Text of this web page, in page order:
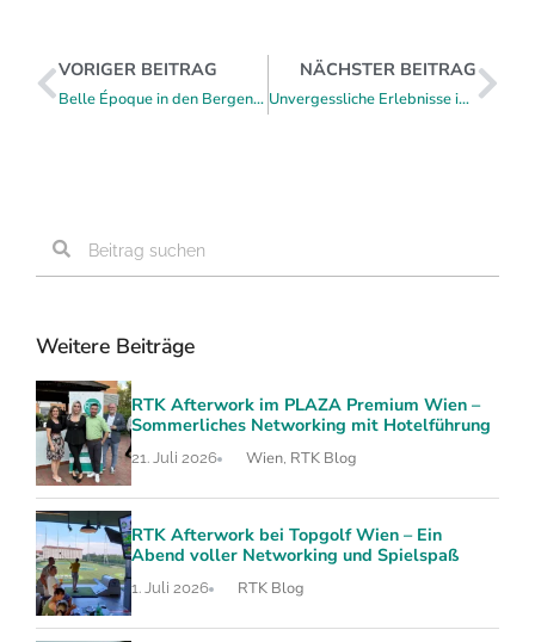
VORIGER BEITRAG
Belle Époque in den Bergen: Das MONDI Seminarhotel Bellevue Gastein
NÄCHSTER BEITRAG
Unvergessliche Erlebnisse im Salzbergwerk Berchtesgaden schon jetzt planen
Weitere Beiträge
RTK Afterwork im PLAZA Premium Wien –
Sommerliches Networking mit Hotelführung
21. Juli 2026 Wien RTK Blog
RTK Afterwork bei Topgolf Wien – Ein
Abend voller Networking und Spielspaß
1. Juli 2026 RTK Blog